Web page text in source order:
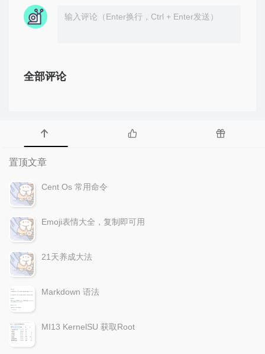
全部评论
置顶文章
Cent Os 常用命令
Emoji表情大全，复制即可用
21天养成大法
Markdown 语法
MI13 KernelSU 获取Root